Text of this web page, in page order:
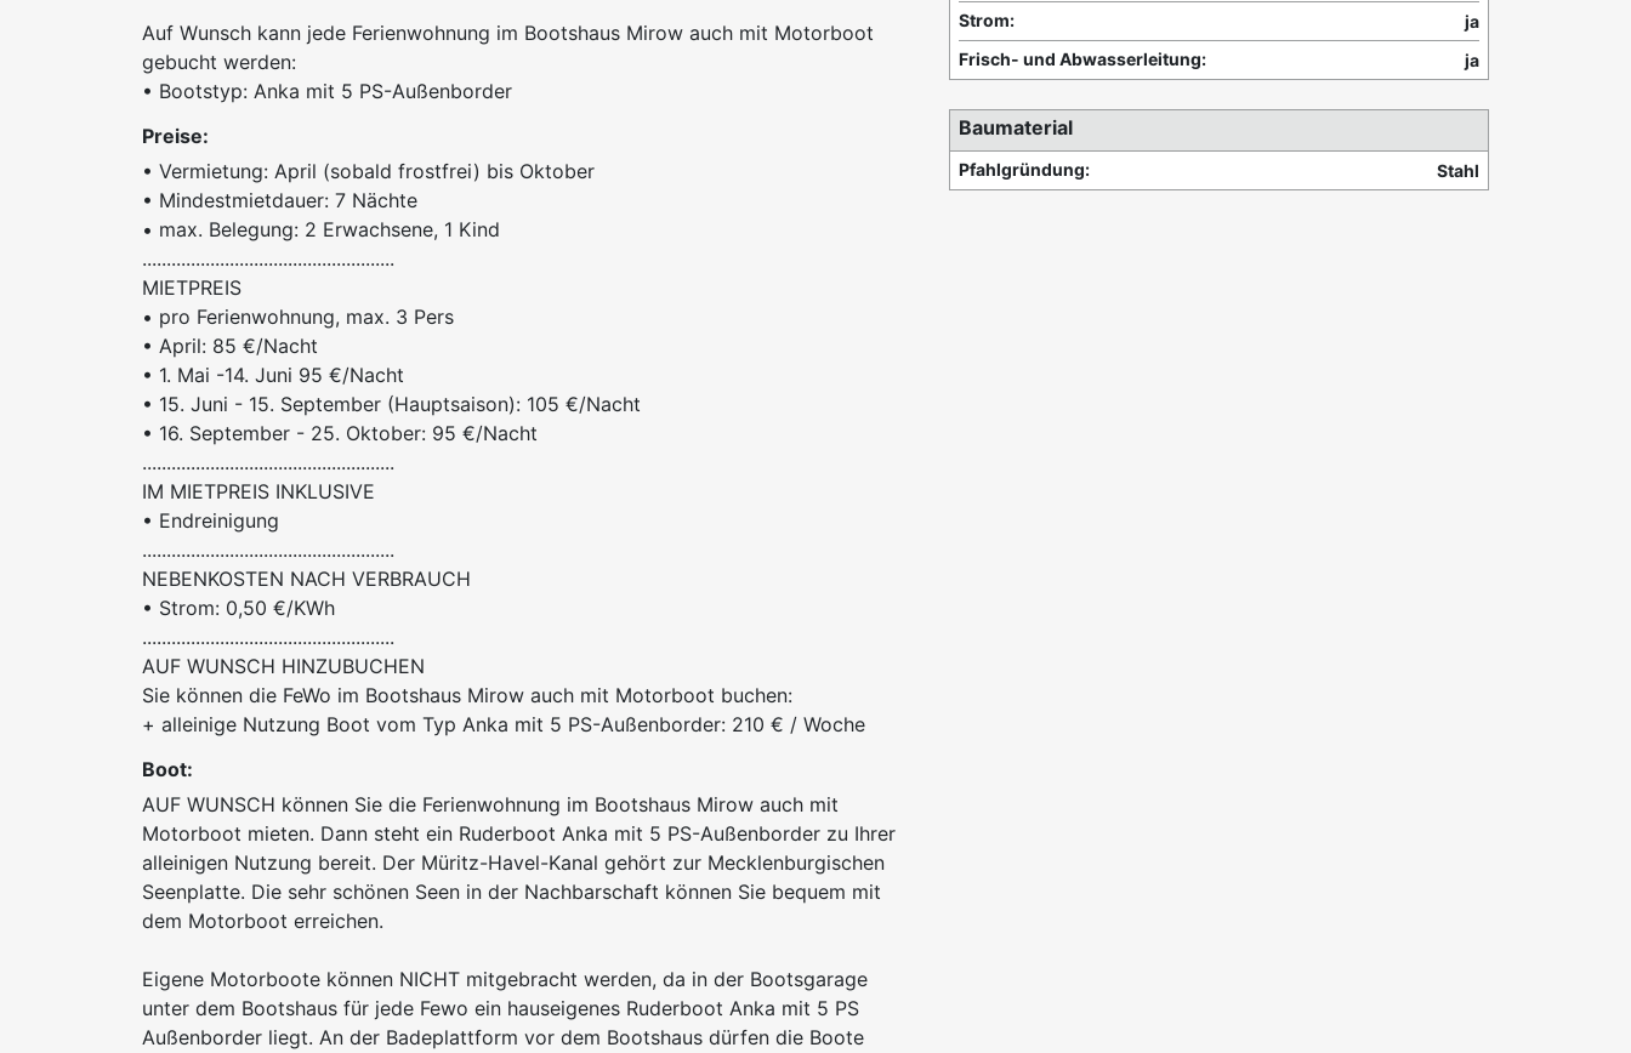
Auf Wunsch kann jede Ferienwohnung im Bootshaus Mirow auch mit Motorboot
gebucht werden:
• Bootstyp: Anka mit 5 PS-Außenborder
Preise:
• Vermietung: April (sobald frostfrei) bis Oktober
• Mindestmietdauer: 7 Nächte
• max. Belegung: 2 Erwachsene, 1 Kind
....................................................
MIETPREIS
• pro Ferienwohnung, max. 3 Pers
• April: 85 €/Nacht
• 1. Mai -14. Juni 95 €/Nacht
• 15. Juni - 15. September (Hauptsaison): 105 €/Nacht
• 16. September - 25. Oktober: 95 €/Nacht
....................................................
IM MIETPREIS INKLUSIVE
• Endreinigung
....................................................
NEBENKOSTEN NACH VERBRAUCH
• Strom: 0,50 €/KWh
....................................................
AUF WUNSCH HINZUBUCHEN
Sie können die FeWo im Bootshaus Mirow auch mit Motorboot buchen:
+ alleinige Nutzung Boot vom Typ Anka mit 5 PS-Außenborder: 210 € / Woche
Boot:
AUF WUNSCH können Sie die Ferienwohnung im Bootshaus Mirow auch mit
Motorboot mieten. Dann steht ein Ruderboot Anka mit 5 PS-Außenborder zu Ihrer
alleinigen Nutzung bereit. Der Müritz-Havel-Kanal gehört zur Mecklenburgischen
Seenplatte. Die sehr schönen Seen in der Nachbarschaft können Sie bequem mit
dem Motorboot erreichen.
Eigene Motorboote können NICHT mitgebracht werden, da in der Bootsgarage
unter dem Bootshaus für jede Fewo ein hauseigenes Ruderboot Anka mit 5 PS
Außenborder liegt. An der Badeplattform vor dem Bootshaus dürfen die Boote
Strom:
ja
Frisch- und Abwasserleitung:
ja
Baumaterial
Pfahlgründung: Stahl